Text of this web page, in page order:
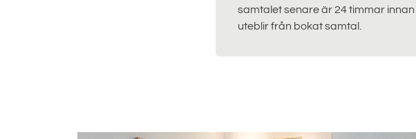
samtalet senare är 24 timmar
uteblir från bokat samtal.